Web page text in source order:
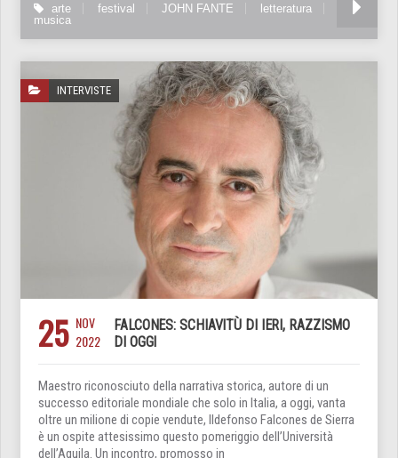
arte festival JOHN FANTE
letteratura
musica
INTERVISTE
25 NOV
2022
FALCONES: SCHIAVITÙ DI IERI, RAZZISMO
DI OGGI
Maestro riconosciuto della narrativa storica, autore di un
successo editoriale mondiale che solo in Italia, a oggi, vanta
oltre un milione di copie vendute, Ildefonso Falcones de Sierra
è un ospite attesissimo questo pomeriggio dell’Università
dell’Aquila. Un incontro, promosso in